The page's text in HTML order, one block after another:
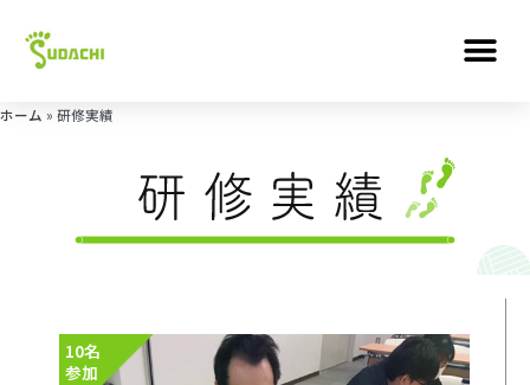
ホーム » 研修実績
10名
参加